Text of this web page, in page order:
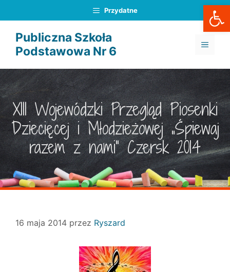
do
treści
Przydatne
Publiczna Szkoła
Podstawowa Nr 6
MENU
XIII Wojewódzki Przegląd Piosenki
Dziecięcej i Młodzieżowej „Śpiewaj
razem z nami” Czersk 2014
16 maja 2014 przez Ryszard